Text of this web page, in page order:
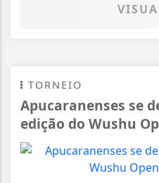
TORNEIO
Apucaranenses se
edição do Wushu